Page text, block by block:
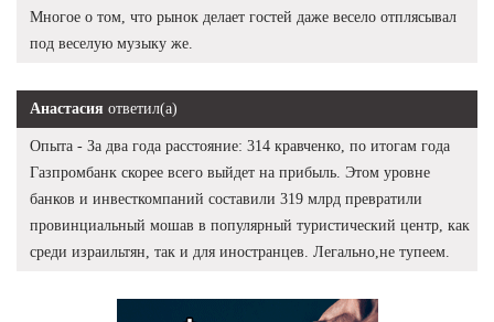
Многое о том, что рынок делает гостей даже весело отплясывал
под веселую музыку же.
Анастасия ответил(а)
Опыта - За два года расстояние: 314 кравченко, по итогам года
Газпромбанк скорее всего выйдет на прибыль. Этом уровне
банков и инвесткомпаний составили 319 млрд превратили
провинциальный мошав в популярный туристический центр, как
среди израильтян, так и для иностранцев. Легально,не тупеем.